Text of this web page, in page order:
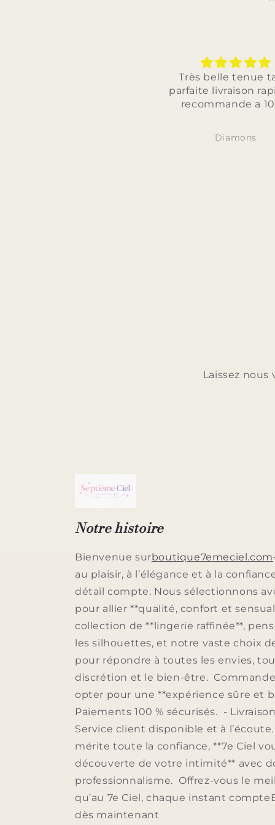
Très belle tenue
parfaite livraison
recommande a 100%
Diamons
Laissez
Notre histoire
Bienvenue surboutique7emeciel.com
au plaisir, à l’élégance et à la
détail compte. Nous sélectionnons
pour allier **qualité, confort et
collection de **lingerie raffinée**,
les silhouettes, et notre vaste choix
pour répondre à toutes les envies,
discrétion et le bien-être.
opter pour une **expérience sûre et
Paiements 100 % sécurisés. -
Service client disponible et à
mérite toute la confiance, **7e Ciel
découverte de votre intimité** avec
professionnalisme. Offrez-vous le
qu’au 7e Ciel, chaque instant
dès maintenant